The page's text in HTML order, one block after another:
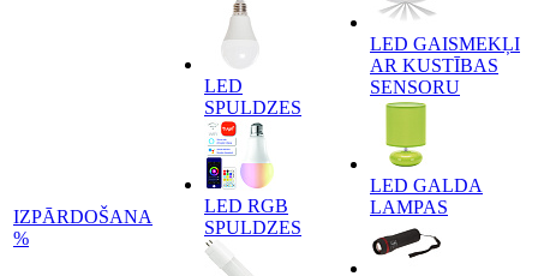
IZPĀRDOŠANA
%
LED
SPULDZES
LED RGB
SPULDZES
LED GAISMEKĻI
AR KUSTĪBAS
SENSORU
LED GALDA
LAMPAS